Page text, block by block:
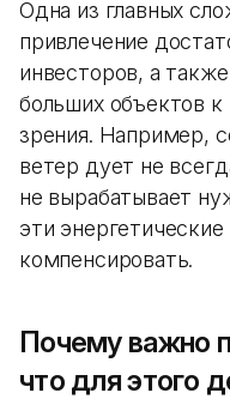
Одна из главных
привлечение
инвесторов, а
больших объектов
зрения. Например,
ветер дует не
не вырабатывает
эти
компенсировать.
Почему важно
что для этого